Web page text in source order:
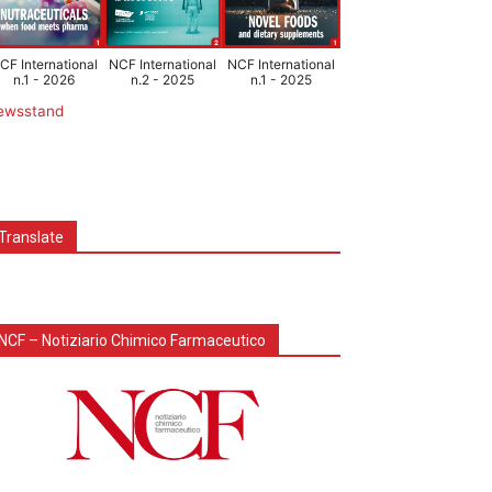
International
n.1 - 2026
NCF International
n.2 - 2025
NCF International
n.1 - 2025
NCF – Notiziario Chimico Farmaceutico